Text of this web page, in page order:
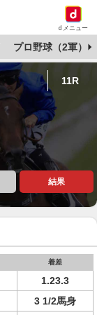
dメニュー
プロ野球（2軍）
11R
結果
着差
1.23.3
3 1/2馬身